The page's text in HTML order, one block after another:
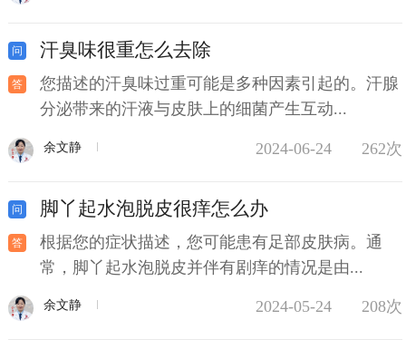
汗臭味很重怎么去除
您描述的汗臭味过重可能是多种因素引起的。汗腺
分泌带来的汗液与皮肤上的细菌产生互动...
余文静 2024-06-24 262次
脚丫起水泡脱皮很痒怎么办
根据您的症状描述，您可能患有足部皮肤病。通
常，脚丫起水泡脱皮并伴有剧痒的情况是由...
余文静 2024-05-24 208次